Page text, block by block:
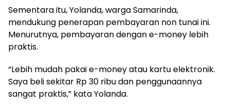
Sementara itu, Yolanda, warga Samarinda,
mendukung penerapan pembayaran non tunai ini.
Menurutnya, pembayaran dengan e-money lebih
praktis.
“Lebih mudah pakai e-money atau kartu elektronik.
Saya beli sekitar Rp 30 ribu dan penggunaannya
sangat praktis,” kata Yolanda.